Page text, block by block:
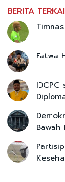
BERITA
Fatwa
Bawah